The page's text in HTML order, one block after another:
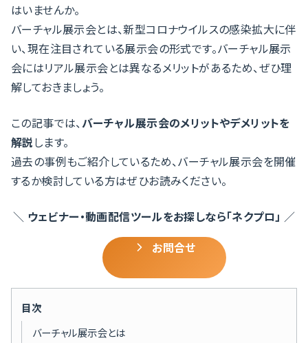
はいませんか。
バーチャル展示会とは、新型コロナウイルスの感染拡大に伴
い、現在注目されている展示会の形式です。バーチャル展示
会にはリアル展示会とは異なるメリットがあるため、ぜひ理
解しておきましょう。
この記事では、バーチャル展示会のメリットやデメリットを
解説します。
過去の事例もご紹介しているため、バーチャル展示会を開催
するか検討している方はぜひお読みください。
＼ ウェビナー・動画配信ツールをお探しなら「ネクプロ」 ／
お問合せ
目次
バーチャル展示会とは